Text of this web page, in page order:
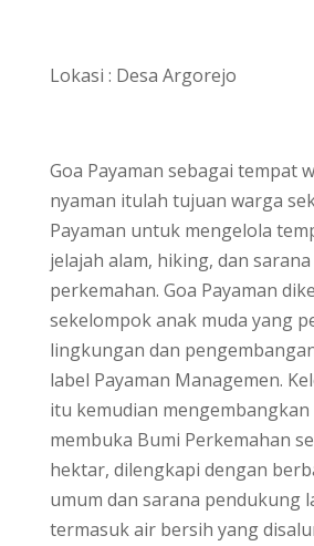
Lokasi : Desa Argorejo
Goa Payaman sebagai tempat
nyaman itulah tujuan warga
Payaman untuk mengelola
jelajah alam, hiking, dan
perkemahan. Goa Payaman
sekelompok anak muda yang
lingkungan dan
label Payaman Managemen.
itu kemudian
membuka Bumi Perkemahan
hektar, dilengkapi dengan
umum dan sarana pendukung
termasuk air bersih yang